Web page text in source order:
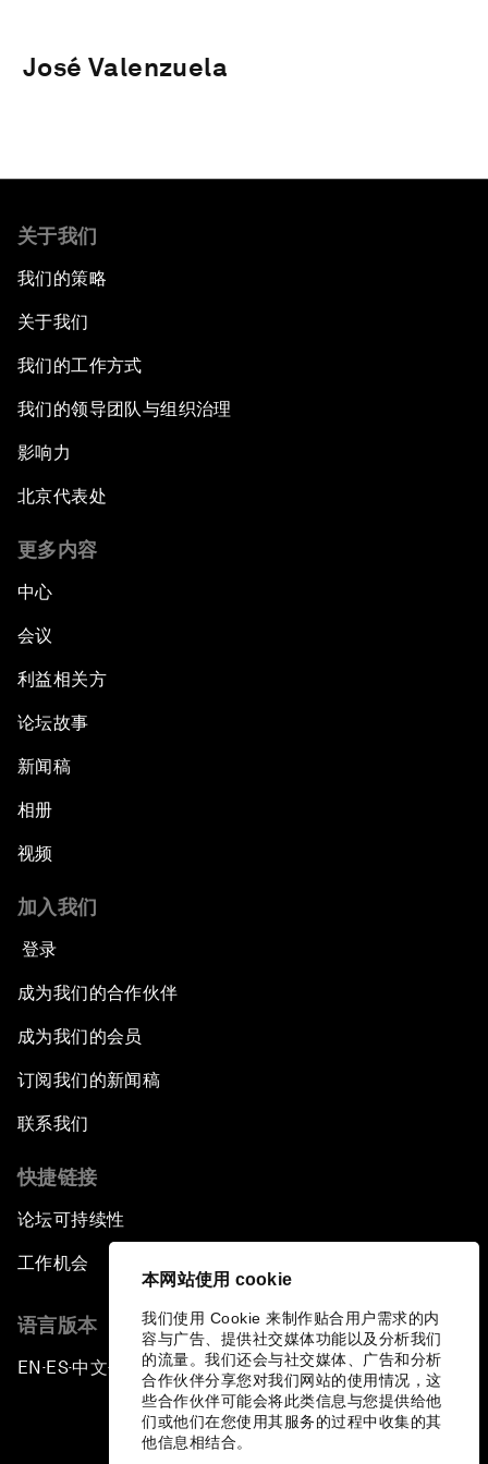
本网站使用 cookie
我们使用 Cookie 来制作贴合用户需求的内
容与广告、提供社交媒体功能以及分析我们
的流量。我们还会与社交媒体、广告和分析
合作伙伴分享您对我们网站的使用情况，这
些合作伙伴可能会将此类信息与您提供给他
们或他们在您使用其服务的过程中收集的其
他信息相结合。
José Valenzuela
关于我们
我们的策略
关于我们
我们的工作方式
我们的领导团队与组织治理
影响力
北京代表处
更多内容
中心
会议
利益相关方
论坛故事
新闻稿
相册
视频
加入我们
登录
成为我们的合作伙伴
成为我们的会员
订阅我们的新闻稿
联系我们
快捷链接
论坛可持续性
工作机会
语言版本
EN ▪ES▪中文▪ 日本語